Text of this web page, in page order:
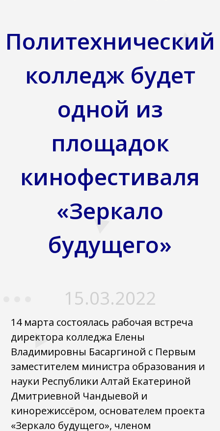
Политехнический
колледж будет
одной из
площадок
кинофестиваля
«Зеркало
будущего»
15.03.2022
14 марта состоялась рабочая встреча
директора колледжа Елены
Владимировны Басаргиной с Первым
заместителем министра образования и
науки Республики Алтай Екатериной
Дмитриевной Чандыевой и
кинорежиссёром, основателем проекта
«Зеркало будущего», членом